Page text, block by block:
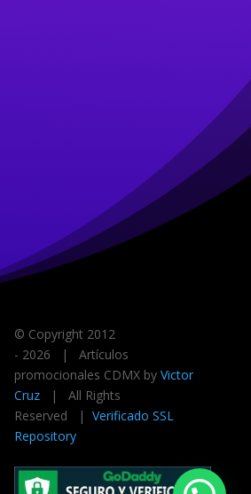
© Copyright 2012
- 2026 | Artículos
promocionales CDMX by Victor
Cruz| All Rights
Reserved | Verificado SSL
Repository